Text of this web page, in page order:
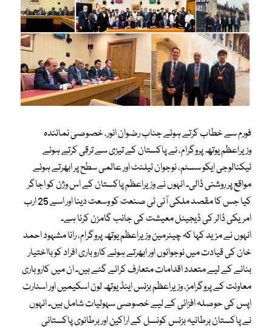
فورم سے خطاب کرتے ہوئے جناب رضوان انور، خصوصی نمائندہ
وزیراعظم یوتھ پروگرام، نے پاکستان کے تیزی سے ترقی کرتے ہوئے
ٹیکنالوجی ایکو سسٹم، نوجوان ٹیلنٹ اور عالمی سطح پر ابھرتے ہوئے
مواقع پر روشنی ڈالی۔ انہوں نے وزیراعظم پاکستان کے اس وژن کو اجاگر
کیا جس کا مقصد ملکی آئی ٹی صنعت کو وسعت دینا اور اسے 25 ارب
امریکی ڈالر کی ڈیجیٹل معیشت کی جانب گامزن کرنا ہے۔
انہوں نے مزید کہا کہ چیئرمین وزیراعظم یوتھ پروگرام، رانا مشہود احمد
خان کی قیادت میں نوجوانوں اور ابھرتے ہوئے کاروباری افراد کو بااختیار
بنانے کے لیے متعدد اقدامات متعارف کرائے گئے ہیں۔ ان میں کاروباری
معاونت کے پروگرامز، وزیراعظم بزنس اینڈ یوتھ لون اسکیمیں اور اسٹارٹ
اپس کی حوصلہ افزائی کے لیے خصوصی سہولیات شامل ہیں۔ انہوں
نے پاکستان برطانیہ بزنس کونسل کے اراکین اور برطانوی پاکستانی